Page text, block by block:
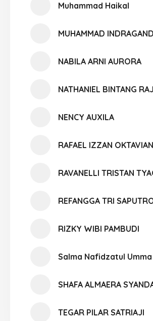
Muhammad Haikal
MUHAMMAD
NABILA ARNI AURORA
NATHANIEL BINTANG
NENCY AUXILA
RAFAEL IZZAN OKTAVIAN
RAVANELLI TRISTAN
REFANGGA TRI
RIZKY WIBI PAMBUDI
Salma Nafidzatul Umma
SHAFA ALMAERA
TEGAR PILAR SATRIAJI